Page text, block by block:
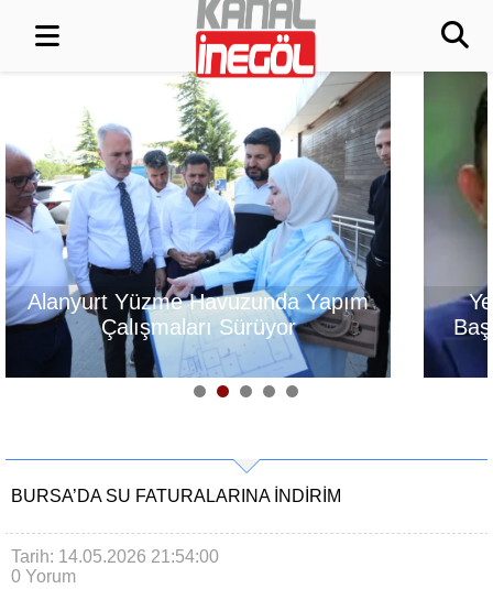
Yeni Parti İnegöl İlçe
Başkanı Erkan Dönmez
Oldu
Satrançta
farkı
BURSA’DA SU FATURALARINA INDIRIM
Tarih: 14.05.2026 21:54:00
0 Yorum